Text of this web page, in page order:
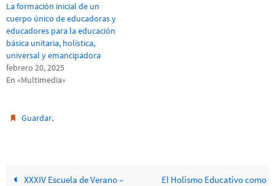
La formación inicial de un
cuerpo único de educadoras y
educadores para la educación
básica unitaria, holística,
universal y emancipadora
febrero 20, 2025
En «Multimedia»
Guardar.
XXXIV Escuela de Verano –
El Holismo Educativo como